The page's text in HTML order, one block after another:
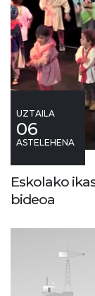
UZTAILA
06
ASTELEHENA
Eskolako
bideoa